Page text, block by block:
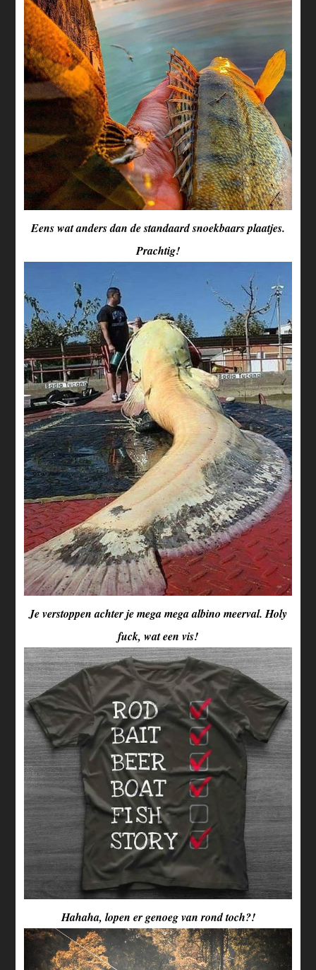
Eens wat anders dan de standaard snoekbaars plaatjes.
Prachtig!
Je verstoppen achter je mega mega albino meerval. Holy
fuck, wat een vis!
Hahaha, lopen er genoeg van rond toch?!